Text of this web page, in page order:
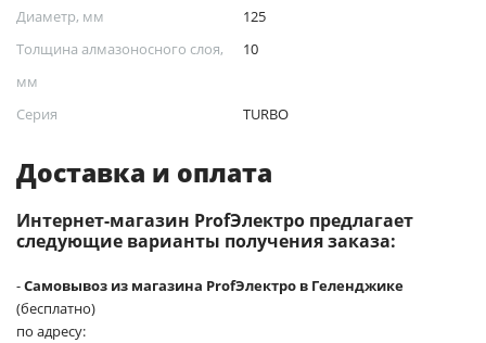
Диаметр, мм
125
Толщина алмазоносного слоя,
мм
10
Серия TURBO
Доставка и оплата
Интернет-магазин ProfЭлектро предлагает
следующие варианты получения заказа:
-Самовывоз из магазина ProfЭлектро в Геленджике
(бесплатно)
по адресу: